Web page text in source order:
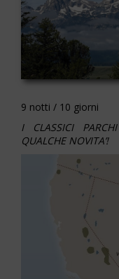
9 notti / 10 giorni
I CLASSICI
QUALCHE NOVITA’!